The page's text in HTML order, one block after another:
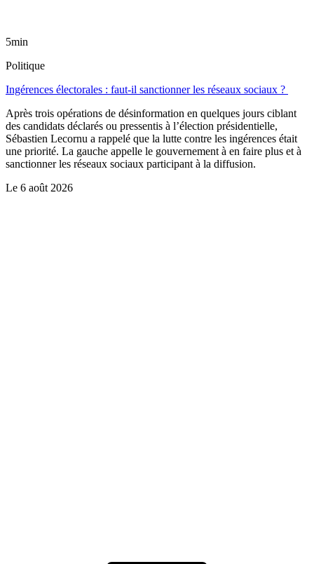
5min
Politique
Ingérences électorales : faut-il sanctionner les réseaux sociaux ?
Après trois opérations de désinformation en quelques jours ciblant
des candidats déclarés ou pressentis à l’élection présidentielle,
Sébastien Lecornu a rappelé que la lutte contre les ingérences était
une priorité. La gauche appelle le gouvernement à en faire plus et à
sanctionner les réseaux sociaux participant à la diffusion.
Le 6 août 2026